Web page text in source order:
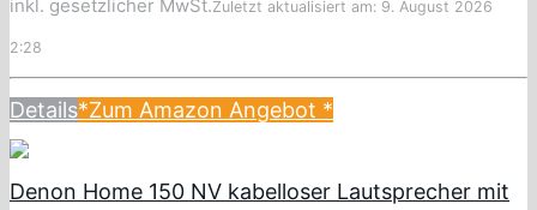
inkl. gesetzlicher MwSt.Zuletzt aktualisiert am: 9. August 2026
2:28
Details*Zum Amazon Angebot *
Denon Home 150 NV kabelloser Lautsprecher mit